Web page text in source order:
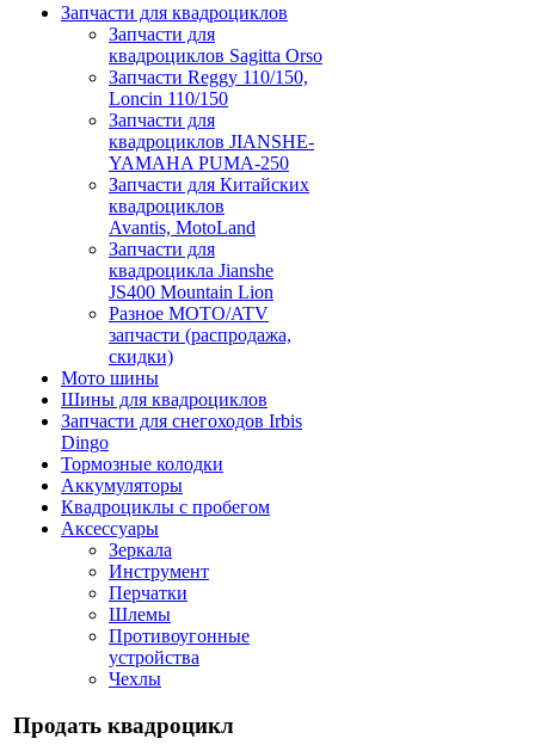
Запчасти для квадроциклов
Запчасти для
квадроциклов Sagitta Orso
Запчасти Reggy 110/150,
Loncin 110/150
Запчасти для
квадроциклов JIANSHE-
YAMAHA PUMA-250
Запчасти для Китайских
квадроциклов
Avantis, MotoLand
Запчасти для
квадроцикла Jianshe
JS400 Mountain Lion
Разное МОТО/ATV
запчасти (распродажа,
скидки)
Мото шины
Шины для квадроциклов
Запчасти для снегоходов Irbis
Dingo
Тормозные колодки
Аккумуляторы
Квадроциклы с пробегом
Аксессуары
Зеркала
Инструмент
Перчатки
Шлемы
Противоугонные
устройства
Чехлы
Продать квадроцикл